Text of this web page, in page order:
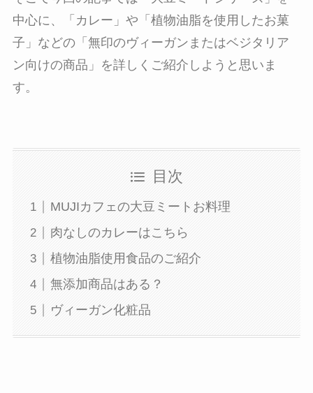
中心に、「カレー」や「植物油脂を使用したお菓
子」などの「無印のヴィーガンまたはベジタリア
ン向けの商品」を詳しくご紹介しようと思いま
す。
目次
MUJIカフェの大豆ミートお料理
肉なしのカレーはこちら
植物油脂使用食品のご紹介
無添加商品はある？
ヴィーガン化粧品